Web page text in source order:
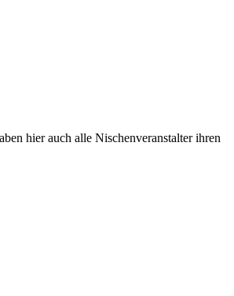
hier auch alle Nischenveranstalter ihren